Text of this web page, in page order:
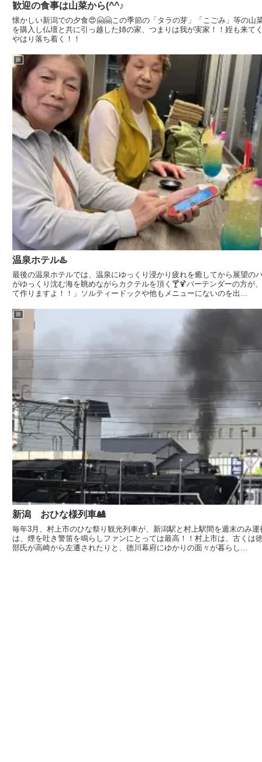
歓迎の食事は山菜から(^^♪
懐かしい新潟での夕食😍🤗🤗この季節の「タラの芽」「こごみ」等の山
を購入し仏壇と共に引っ越した姉の家、つまりは我が実家！！姪も来て
やはり落ち着く！！
旅
温泉ホテル♨️
最後の温泉ホテルでは、温泉にゆっくり浸かり疲れを癒してから展望の
がゆっくり沈む海を眺めながらカクテルを頂く🍸🍹バーテンダーの方が
て作りますよ！！」ソルティードックや他もメニューにないのを出...
旅
新潟 おひな様列車🎎
毎年3月、村上市のひな祭り観光列車が、新潟駅と村上駅間を週末のみ
は、煙を吐き警笛を鳴らしファンにとっては最高！！村上市は、古くは
部氏が高崎から左遷されたりと、徳川幕府にゆかりの面々が暮らし...